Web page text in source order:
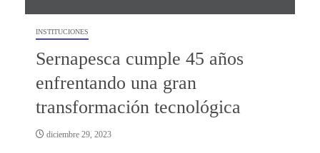
INSTITUCIONES
Sernapesca cumple 45 años
enfrentando una gran
transformación tecnológica
diciembre 29, 2023